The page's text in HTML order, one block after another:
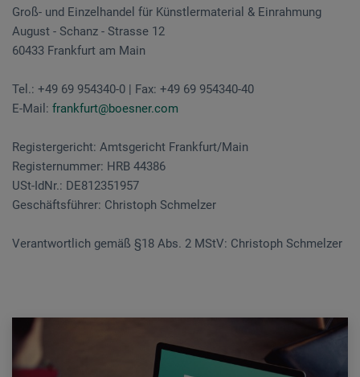
Groß- und Einzelhandel für Künstlermaterial & Einrahmung
August - Schanz - Strasse 12
60433 Frankfurt am Main
Tel.: +49 69 954340-0 | Fax: +49 69 954340-40
E-Mail: frankfurt@boesner.com
Registergericht: Amtsgericht Frankfurt/Main
Registernummer: HRB 44386
USt-IdNr.: DE812351957
Geschäftsführer: Christoph Schmelzer
Verantwortlich gemäß §18 Abs. 2 MStV: Christoph Schmelzer